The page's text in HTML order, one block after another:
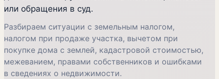
или обращения в суд.
Разбираем ситуации с земельным налогом,
налогом при продаже участка, вычетом при
покупке дома с землей, кадастровой стоимостью,
межеванием, правами собственников и ошибками
в сведениях о недвижимости.